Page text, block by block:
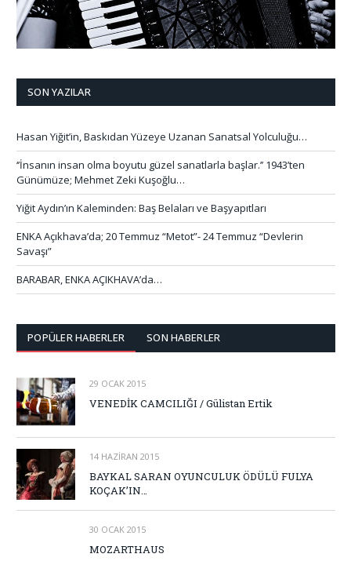
SON YAZILAR
Hasan Yiğit’in, Baskıdan Yüzeye Uzanan Sanatsal Yolculuğu…
‘’İnsanın insan olma boyutu güzel sanatlarla başlar.’’ 1943’ten
Günümüze; Mehmet Zeki Kuşoğlu…
Yiğit Aydın’ın Kaleminden: Baş Belaları ve Başyapıtları
ENKA Açıkhava’da; 20 Temmuz “Metot”- 24 Temmuz “Devlerin
Savaşı”
BARABAR, ENKA AÇIKHAVA’da…
POPÜLER HABERLER SON HABERLER
29 OCAK 2015
VENEDİK CAMCILIĞI / Gülistan Ertik
14 HAZIRAN 2015
BAYKAL SARAN OYUNCULUK ÖDÜLÜ FULYA
KOÇAK’IN…
30 OCAK 2015
MOZARTHAUS